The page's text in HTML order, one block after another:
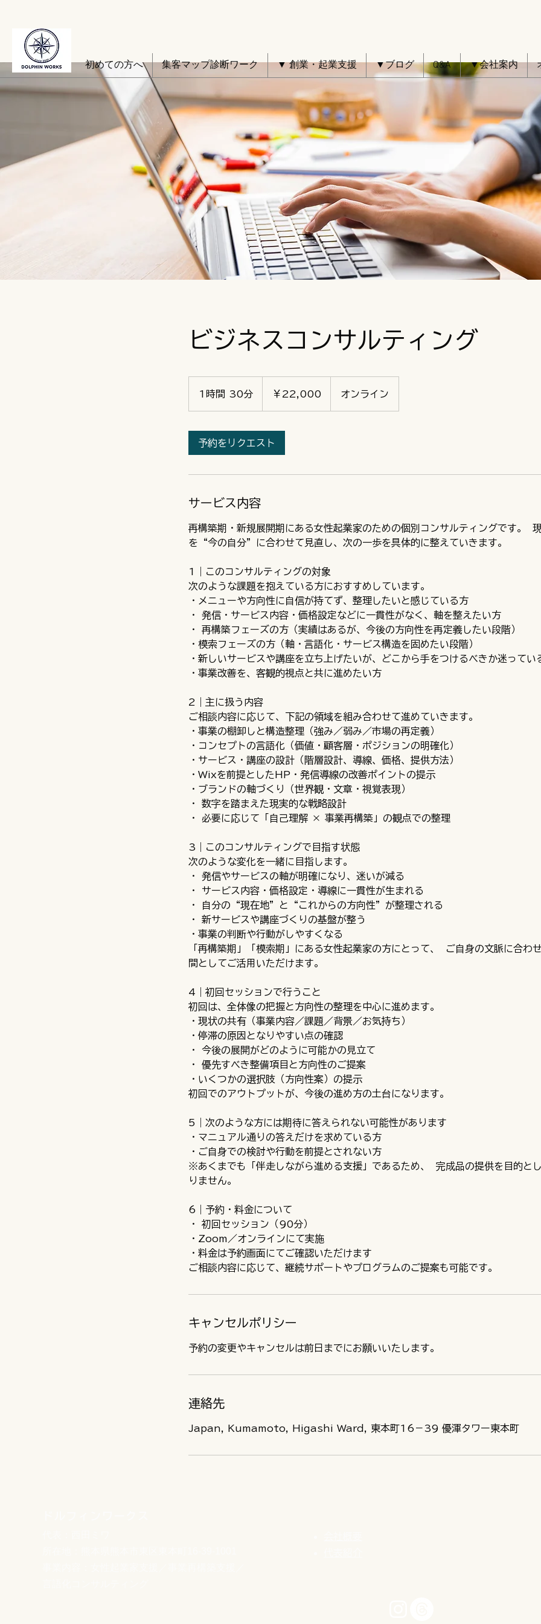
初めての方へ 集客マップ診断ワーク ▼ 創業・起業支援 ▼ブログ Q&A ▼会社案内
ビジネスコンサルティング
1時間 30分
0
￥22,000 オンライン
予約をリクエスト
サービス内容
再構築期・新規展開期にある女性起業家のための個別コンサルティングです。
を“今の自分”に合わせて見直し、次の一歩を具体的に整えていきます。
1｜このコンサルティングの対象
次のような課題を抱えている方におすすめしています。
・メニューや方向性に自信が持てず、整理したいと感じている方
・ 発信・サービス内容・価格設定などに一貫性がなく、軸を整えたい方
・ 再構築フェーズの方（実績はあるが、今後の方向性を再定義したい段階）
・模索フェーズの方（軸・言語化・サービス構造を固めたい段階）
・新しいサービスや講座を立ち上げたいが、どこから手をつけるべきか迷ってい
・事業改善を、客観的視点と共に進めたい方
2｜主に扱う内容
ご相談内容に応じて、下記の領域を組み合わせて進めていきます。
・事業の棚卸しと構造整理（強み／弱み／市場の再定義）
・コンセプトの言語化（価値・顧客層・ポジションの明確化）
・サービス・講座の設計（階層設計、導線、価格、提供方法）
・Wixを前提としたHP・発信導線の改善ポイントの提示
・ブランドの軸づくり（世界観・文章・視覚表現）
・ 数字を踏まえた現実的な戦略設計
・ 必要に応じて「自己理解 × 事業再構築」の観点での整理
3｜このコンサルティングで目指す状態
次のような変化を一緒に目指します。
・ 発信やサービスの軸が明確になり、迷いが減る
・ サービス内容・価格設定・導線に一貫性が生まれる
・ 自分の“現在地”と“これからの方向性”が整理される
・ 新サービスや講座づくりの基盤が整う
・事業の判断や行動がしやすくなる
「再構築期」「模索期」にある女性起業家の方にとって、 ご自身の文脈に合わ
間としてご活用いただけます。
4｜初回セッションで行うこと
初回は、全体像の把握と方向性の整理を中心に進めます。
・現状の共有（事業内容／課題／背景／お気持ち）
・停滞の原因となりやすい点の確認
・ 今後の展開がどのように可能かの見立て
・ 優先すべき整備項目と方向性のご提案
・いくつかの選択肢（方向性案）の提示
初回でのアウトプットが、今後の進め方の土台になります。
5｜次のような方には期待に答えられない可能性があります
・マニュアル通りの答えだけを求めている方
・ご自身での検討や行動を前提とされない方
※あくまでも「伴走しながら進める支援」であるため、 完成品の提供を目的と
りません。
6｜予約・料金について
・ 初回セッション（90分）
・Zoom／オンラインにて実施
・料金は予約画面にてご確認いただけます
キャンセルポリシー
連絡先
Japan, Kumamoto, Higashi Ward, 東本町16−39 優渾タワー東本町